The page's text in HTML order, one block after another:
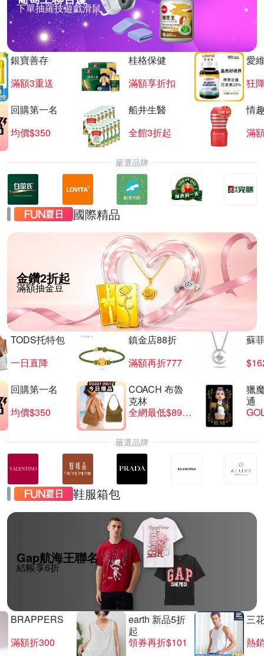
下單抽羅技遊戲滑鼠
銀寶善存
滿額3重送
桂格保健
滿額享折扣
愛
狂
回購第一名
均價$350
船井生醫
全館3折起
情
滿
嚴選品牌
國際精品
金鑽2折起
滿額抽金豆
TODS托特包
一日直降
鎮金店88折
滿額再折777
蘇
回購第一名
均價$350
COACH 布魯
克林
全網最低$8999
獵
通
嚴選品牌
鞋服箱包
Gap航海王聯名
結帳享6折
BRAPPERS
滿額折300
earth 新品5折
起
領券再折$101
三
熱